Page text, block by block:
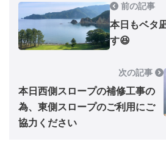
前の記事
本日もベタ
す😆
次の記事
本日西側スロープの補修工事の
為、東側スロープのご利用にご
協力ください